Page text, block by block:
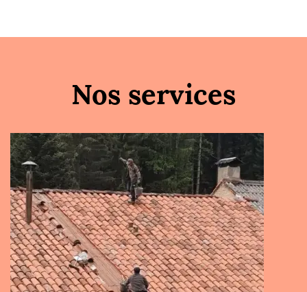
Nos services